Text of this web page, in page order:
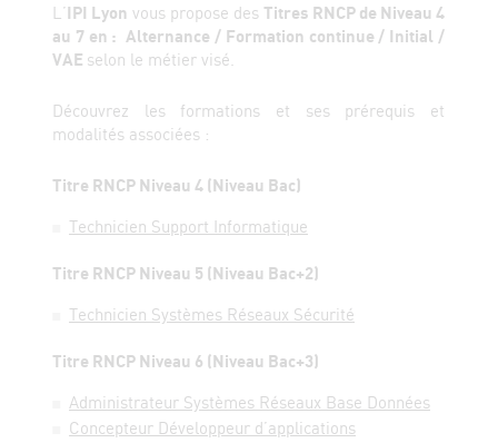
L’IPI Lyon vous propose des Titres RNCP de Niveau 4
au 7 en : Alternance / Formation continue / Initial /
VAE selon le métier visé.
Découvrez les formations et ses prérequis et
modalités associées :
Titre RNCP Niveau 4 (Niveau Bac)
Technicien Support Informatique
Titre RNCP Niveau 5 (Niveau Bac+2)
Technicien Systèmes Réseaux Sécurité
Titre RNCP Niveau 6 (Niveau Bac+3)
Administrateur Systèmes Réseaux Base Données
Concepteur Développeur d’applications